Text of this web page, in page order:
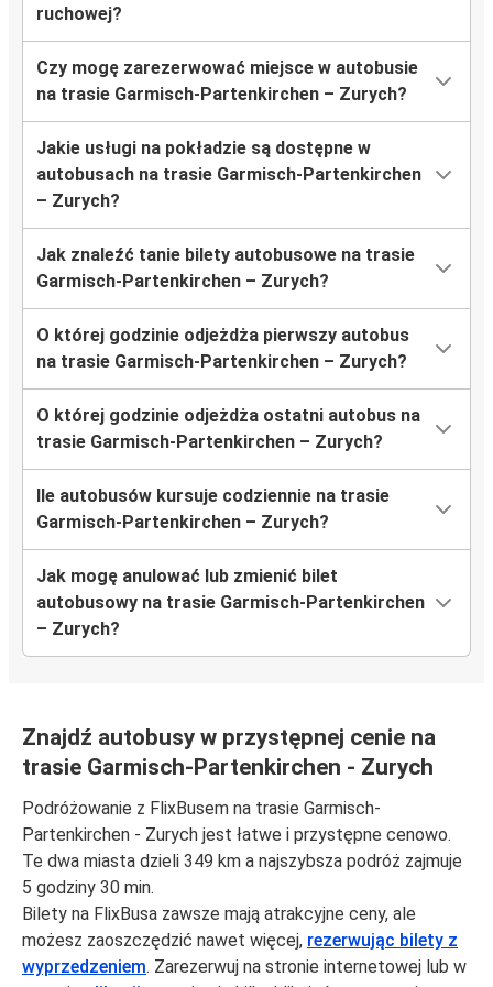
ruchowej?
Czy mogę zarezerwować miejsce w autobusie
na trasie Garmisch-Partenkirchen – Zurych?
Jakie usługi na pokładzie są dostępne w
autobusach na trasie Garmisch-Partenkirchen
– Zurych?
Jak znaleźć tanie bilety autobusowe na trasie
Garmisch-Partenkirchen – Zurych?
O której godzinie odjeżdża pierwszy autobus
na trasie Garmisch-Partenkirchen – Zurych?
O której godzinie odjeżdża ostatni autobus na
trasie Garmisch-Partenkirchen – Zurych?
Ile autobusów kursuje codziennie na trasie
Garmisch-Partenkirchen – Zurych?
Jak mogę anulować lub zmienić bilet
autobusowy na trasie Garmisch-Partenkirchen
– Zurych?
Znajdź autobusy w przystępnej cenie na
trasie Garmisch-Partenkirchen - Zurych
Podróżowanie z FlixBusem na trasie Garmisch-
Partenkirchen - Zurych jest łatwe i przystępne cenowo.
Te dwa miasta dzieli 349 km a najszybsza podróż zajmuje
5 godziny 30 min.
Bilety na FlixBusa zawsze mają atrakcyjne ceny, ale
możesz zaoszczędzić nawet więcej, rezerwując bilety z
wyprzedzeniem. Zarezerwuj na stronie internetowej lub w